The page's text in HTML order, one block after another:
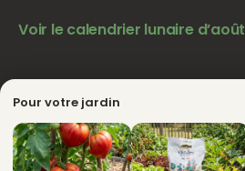
Pour votre jardin
Voir le calendrier lunaire d’août